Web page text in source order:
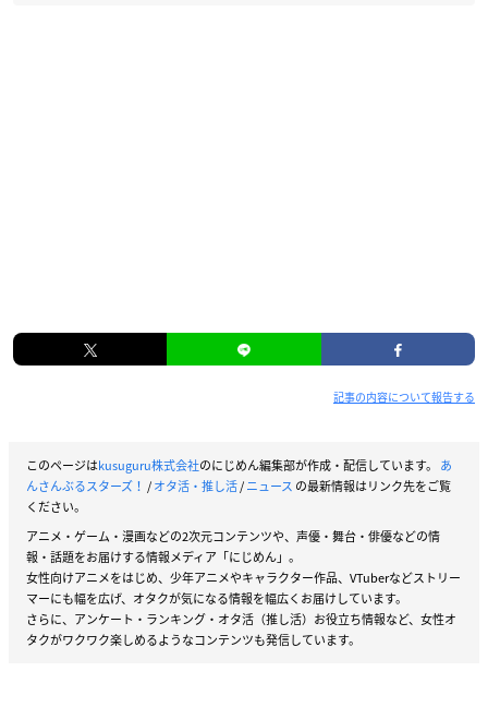
記事の内容について報告する
このページはkusuguru株式会社のにじめん編集部が作成・配信しています。 あ
んさんぶるスターズ！ /オタ活・推し活/ニュース の最新情報はリンク先をご覧
ください。
アニメ・ゲーム・漫画などの2次元コンテンツや、声優・舞台・俳優などの情
報・話題をお届けする情報メディア「にじめん」。
女性向けアニメをはじめ、少年アニメやキャラクター作品、VTuberなどストリー
マーにも幅を広げ、オタクが気になる情報を幅広くお届けしています。
さらに、アンケート・ランキング・オタ活（推し活）お役立ち情報など、女性オ
タクがワクワク楽しめるようなコンテンツも発信しています。